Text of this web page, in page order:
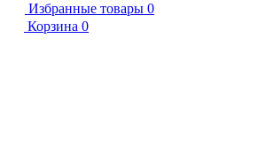
Избранные товары 0
Корзина 0